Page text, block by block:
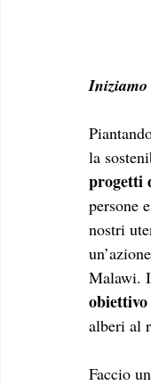
la
progetti
persone
nostri
Malawi.
alberi al
Faccio